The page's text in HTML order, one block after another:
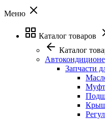
Меню
Каталог товаров
Каталог
Запчасти